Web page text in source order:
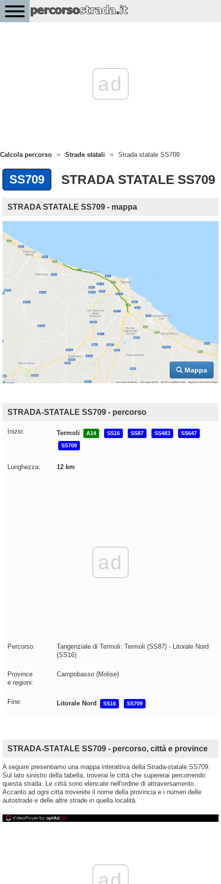
ad
Calcola percorso Strade statali Strada statale SS709
SS709 STRADA STATALE SS709
STRADA STATALE SS709 - mappa
Mappa
STRADA-STATALE SS709 - percorso
Inizio: Termoli A14 SS16 SS87 SS483 SS647
SS709
Lunghezza: 12 km
ad
Percorso:
Tangenziale di Termoli: Termoli (SS87) - Litorale Nord
(SS16)
Province
e regioni:
Campobasso (Molise)
Fine: Litorale Nord SS16 SS709
STRADA-STATALE SS709 - percorso, città e province
A seguire presentiamo una mappa interattiva della Strada-statale SS709.
Sul lato sinistro della tabella, troverai le città che supererai percorrendo
questa strada. Le città sono elencate nell'ordine di attraversamento.
Accanto ad ogni città troverete il nome della provincia e i numeri delle
autostrade e delle altre strade in quella località.